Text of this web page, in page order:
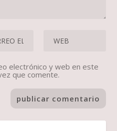
electrónico y web en este
que comente.